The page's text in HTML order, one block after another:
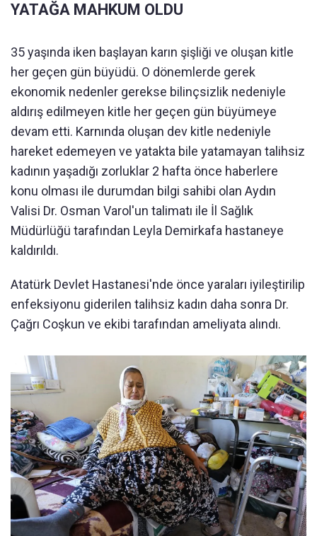
YATAĞA MAHKUM OLDU
35 yaşında iken başlayan karın şişliği ve oluşan kitle
her geçen gün büyüdü. O dönemlerde gerek
ekonomik nedenler gerekse bilinçsizlik nedeniyle
aldırış edilmeyen kitle her geçen gün büyümeye
devam etti. Karnında oluşan dev kitle nedeniyle
hareket edemeyen ve yatakta bile yatamayan talihsiz
kadının yaşadığı zorluklar 2 hafta önce haberlere
konu olması ile durumdan bilgi sahibi olan Aydın
Valisi Dr. Osman Varol'un talimatı ile İl Sağlık
Müdürlüğü tarafından Leyla Demirkafa hastaneye
kaldırıldı.
Atatürk Devlet Hastanesi'nde önce yaraları iyileştirilip
enfeksiyonu giderilen talihsiz kadın daha sonra Dr.
Çağrı Coşkun ve ekibi tarafından ameliyata alındı.